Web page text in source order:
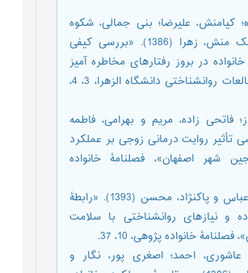
كيامنش، علیرضا؛ بنی جمالی، شکوه
السادات و نیک منش، زهرا (1386). «بررسی كيفی
در بروز رفتارهای مخاطره آميز
نوجوانان»، مطالعات روانشناختی دانشگاه الزهرا، 3، 4،
فاتحی زاده، مریم و بهرامی، فاطمه
تأثیر روایت درمانی زوجی بر عملکرد
شهر اصفهان»، فصلنامۀ خانواده
رحیمی نژاد، عباس و پاکنژاد، محسن (1393). «رابطۀ
و نیازهای روانشناختی با سلامت
فصلنامۀ خانواده پژوهی، 10، 37.
عاشوری، احمد؛ اصغری پور، نگار و